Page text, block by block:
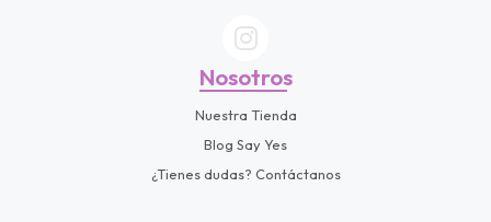
Nosotros
Nuestra Tienda
Blog Say Yes
¿Tienes dudas? Contáctanos